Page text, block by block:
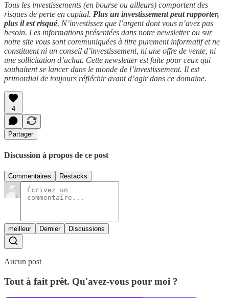
Tous les investissements (en bourse ou ailleurs) comportent des
risques de perte en capital. Plus un investissement peut rapporter,
plus il est risqué. N’investissez que l’argent dont vous n’avez pas
besoin. Les informations présentées dans notre newsletter ou sur
notre site vous sont communiquées à titre purement informatif et ne
constituent ni un conseil d’investissement, ni une offre de vente, ni
une sollicitation d’achat. Cette newsletter est faite pour ceux qui
souhaitent se lancer dans le monde de l’investissement. Il est
primordial de toujours réfléchir avant d’agir dans ce domaine.
4
Partager
Discussion à propos de ce post
Commentaires Restacks
meilleur Dernier Discussions
Aucun post
Tout à fait prêt. Qu'avez-vous pour moi ?